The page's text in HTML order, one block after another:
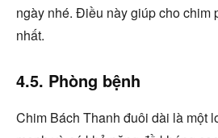
ngày nhé. Điều này giúp cho chim
nhất.
4.5. Phòng bệnh
Chim Bách Thanh đuôi dài là một